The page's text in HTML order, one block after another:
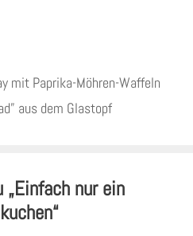
mit Paprika-Möhren-Waffeln
aus dem Glastopf
nur ein